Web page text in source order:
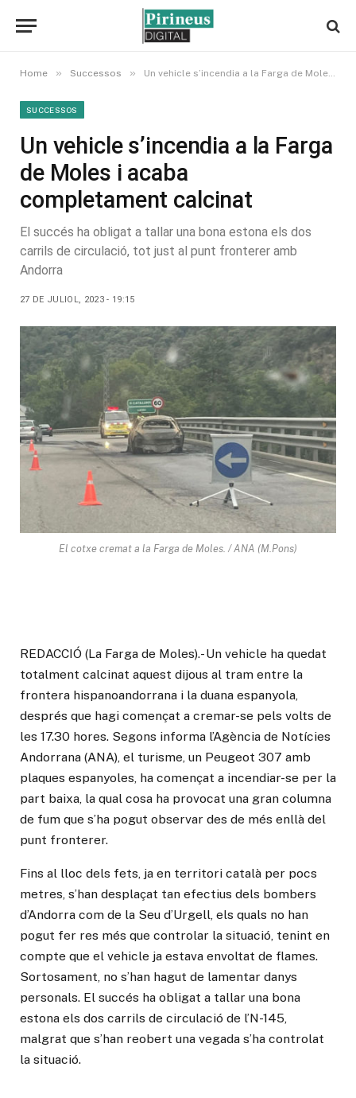
Home » Successos » Un vehicle s’incendia a la Farga de Moles i acaba completament calcinat
SUCCESSOS
Un vehicle s’incendia a la Farga
de Moles i acaba
completament calcinat
El succés ha obligat a tallar una bona estona els dos
carrils de circulació, tot just al punt fronterer amb
Andorra
27 DE JULIOL, 2023 - 19:15
El cotxe cremat a la Farga de Moles. / ANA (M.Pons)
REDACCIÓ (La Farga de Moles).- Un vehicle ha quedat
totalment calcinat aquest dijous al tram entre la
frontera hispanoandorrana i la duana espanyola,
després que hagi començat a cremar-se pels volts de
les 17.30 hores. Segons informa l’Agència de Notícies
Andorrana (ANA), el turisme, un Peugeot 307 amb
plaques espanyoles, ha començat a incendiar-se per la
part baixa, la qual cosa ha provocat una gran columna
de fum que s’ha pogut observar des de més enllà del
punt fronterer.
Fins al lloc dels fets, ja en territori català per pocs
metres, s’han desplaçat tan efectius dels bombers
d’Andorra com de la Seu d’Urgell, els quals no han
pogut fer res més que controlar la situació, tenint en
compte que el vehicle ja estava envoltat de flames.
Sortosament, no s’han hagut de lamentar danys
personals. El succés ha obligat a tallar una bona
estona els dos carrils de circulació de l’N-145,
malgrat que s’han reobert una vegada s’ha controlat
la situació.